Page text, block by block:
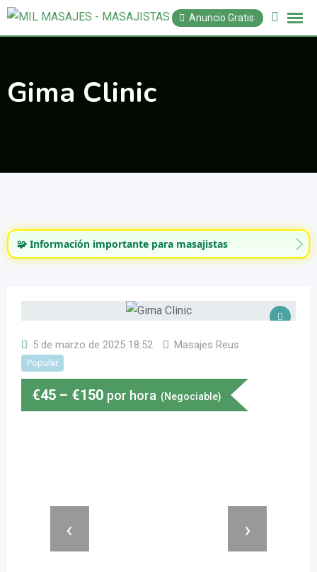
Saltar
Anuncio Gratis
Gima Clinic
🧩 Información importante para masajistas
5 de marzo de 2025 18:52 Masajes Reus
Popular
€45 – €150 por hora (Negociable)
‹ ›